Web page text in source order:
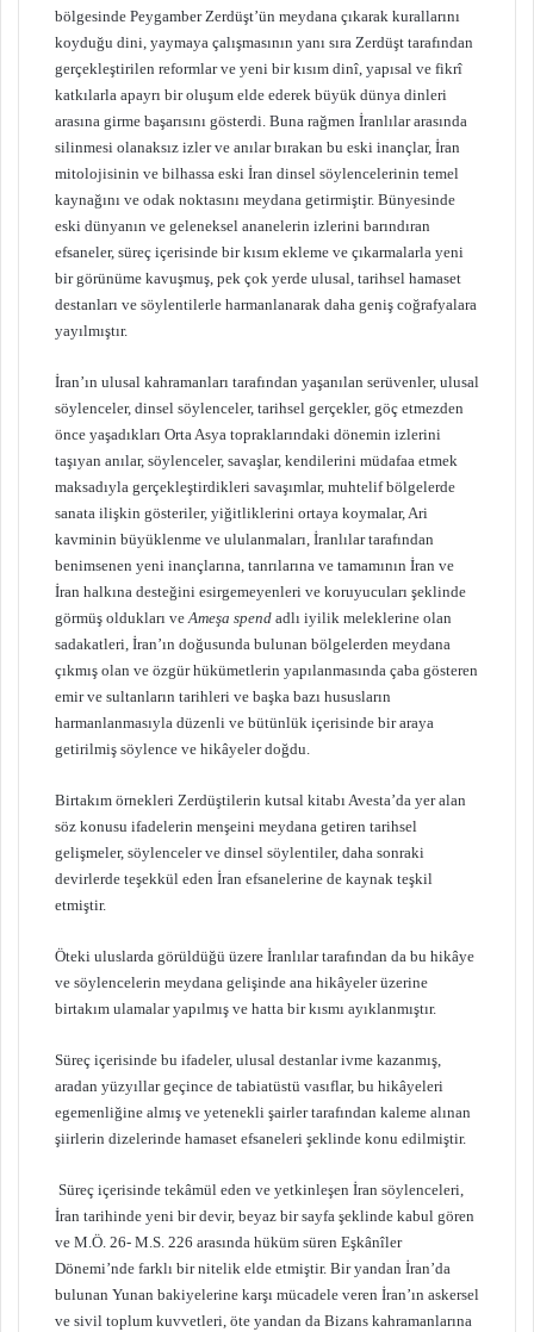
bölgesinde Peygamber Zerdüşt’ün meydana çıkarak kurallarını
koyduğu dini, yaymaya çalışmasının yanı sıra Zerdüşt tarafından
gerçekleştirilen reformlar ve yeni bir kısım dinî, yapısal ve fikrî
katkılarla apayrı bir oluşum elde ederek büyük dünya dinleri
arasına girme başarısını gösterdi. Buna rağmen İranlılar arasında
silinmesi olanaksız izler ve anılar bırakan bu eski inançlar, İran
mitolojisinin ve bilhassa eski İran dinsel söylencelerinin temel
kaynağını ve odak noktasını meydana getirmiştir. Bünyesinde
eski dünyanın ve geleneksel ananelerin izlerini barındıran
efsaneler, süreç içerisinde bir kısım ekleme ve çıkarmalarla yeni
bir görünüme kavuşmuş, pek çok yerde ulusal, tarihsel hamaset
destanları ve söylentilerle harmanlanarak daha geniş coğrafyalara
yayılmıştır.
İran’ın ulusal kahramanları tarafından yaşanılan serüvenler, ulusal
söylenceler, dinsel söylenceler, tarihsel gerçekler, göç etmezden
önce yaşadıkları Orta Asya topraklarındaki dönemin izlerini
taşıyan anılar, söylenceler, savaşlar, kendilerini müdafaa etmek
maksadıyla gerçekleştirdikleri savaşımlar, muhtelif bölgelerde
sanata ilişkin gösteriler, yiğitliklerini ortaya koymalar, Ari
kavminin büyüklenme ve ululanmaları, İranlılar tarafından
benimsenen yeni inançlarına, tanrılarına ve tamamının İran ve
İran halkına desteğini esirgemeyenleri ve koruyucuları şeklinde
görmüş oldukları veAmeşa spend adlı iyilik meleklerine olan
sadakatleri, İran’ın doğusunda bulunan bölgelerden meydana
çıkmış olan ve özgür hükümetlerin yapılanmasında çaba gösteren
emir ve sultanların tarihleri ve başka bazı hususların
harmanlanmasıyla düzenli ve bütünlük içerisinde bir araya
getirilmiş söylence ve hikâyeler doğdu.
Birtakım örnekleri Zerdüştilerin kutsal kitabı Avesta’da yer alan
söz konusu ifadelerin menşeini meydana getiren tarihsel
gelişmeler, söylenceler ve dinsel söylentiler, daha sonraki
devirlerde teşekkül eden İran efsanelerine de kaynak teşkil
etmiştir.
Öteki uluslarda görüldüğü üzere İranlılar tarafından da bu hikâye
ve söylencelerin meydana gelişinde ana hikâyeler üzerine
birtakım ulamalar yapılmış ve hatta bir kısmı ayıklanmıştır.
Süreç içerisinde bu ifadeler, ulusal destanlar ivme kazanmış,
aradan yüzyıllar geçince de tabiatüstü vasıflar, bu hikâyeleri
egemenliğine almış ve yetenekli şairler tarafından kaleme alınan
şiirlerin dizelerinde hamaset efsaneleri şeklinde konu edilmiştir.
Süreç içerisinde tekâmül eden ve yetkinleşen İran söylenceleri,
İran tarihinde yeni bir devir, beyaz bir sayfa şeklinde kabul gören
ve M.Ö. 26- M.S. 226 arasında hüküm süren Eşkânîler
Dönemi’nde farklı bir nitelik elde etmiştir. Bir yandan İran’da
bulunan Yunan bakiyelerine karşı mücadele veren İran’ın askersel
ve sivil toplum kuvvetleri, öte yandan da Bizans kahramanlarına